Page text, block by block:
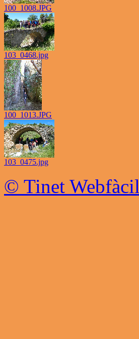
100_1008.JPG
103_0468.jpg
100_1013.JPG
103_0475.jpg
© Tinet Webfàcil